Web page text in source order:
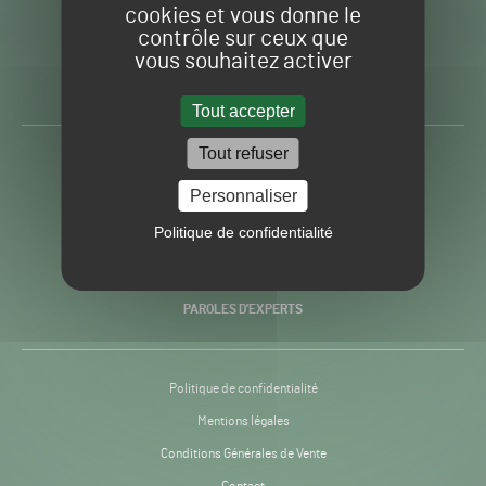
cookies et vous donne le
contrôle sur ceux que
vous souhaitez activer
Tout accepter
Tout refuser
Personnaliser
Politique de confidentialité
Gazon
Sport
H24
-
Toute l’info autour du
PRATIQUES
PAROLES D’EXPERTS
Politique de confidentialité
Mentions légales
Conditions Générales de Vente